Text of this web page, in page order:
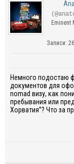
Eminent
Записи: 26
Немного подостаю
документов для
nomad визу, как
пребывания или
Хорватия”? Что за